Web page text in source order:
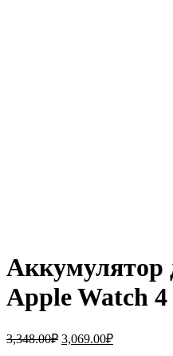
Аккумулятор
Apple Watch
3,348.00₽ Первоначальная
3,069.00₽Текущая